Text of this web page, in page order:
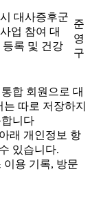
대사증후군
업 참여 대
등록 및 건강
준
영
구
합 회원으로 대
따로 저장하지
니다
래 개인정보 항
있습니다.
이용 기록, 방문